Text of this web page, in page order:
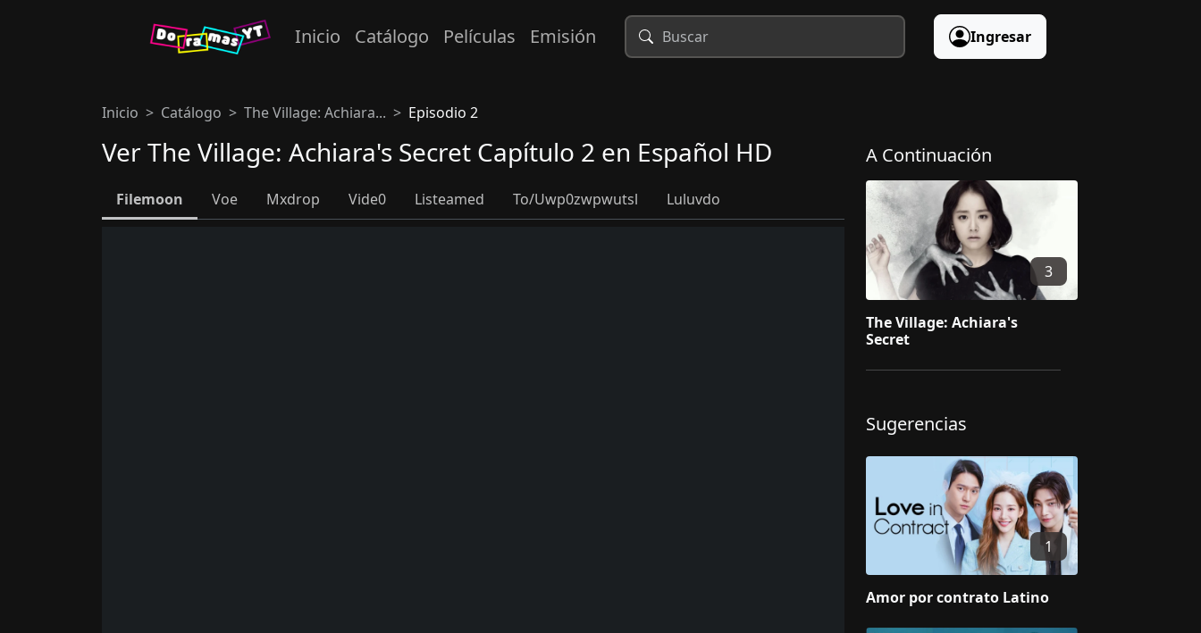
Inicio Catálogo Películas Emisión Ingresar
Inicio Catálogo The Village: Achiara... Episodio 2
Ver The Village: Achiara's Secret Capítulo 2 en Español HD
Filemoon Voe Mxdrop Vide0 Listeamed To/uwp0zwpwutsl Luluvdo
A Continuación
3
The Village: Achiara's
Secret
Sugerencias
1
Amor por contrato Latino